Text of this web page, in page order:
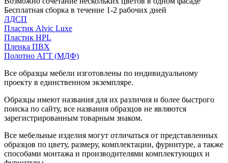
Бесплатная сборка в течение 1-2 рабочих дней
ЛДСП
Пластик Alvic Luxe
Пластик HPL
Пленка ПВХ
Полотно АГТ (МДФ)
Все образцы мебели изготовлены по индивидуальному
проекту в единственном экземпляре.
Образцы имеют названия для их различия и более быстрого
поиска по сайту, все названия образцов не являются
зарегистрированным товарным знаком.
Все мебельные изделия могут отличаться от представленных
образцов по цвету, размеру, комплектации, фурнитуре, а также
способами монтажа и производителями комплектующих и